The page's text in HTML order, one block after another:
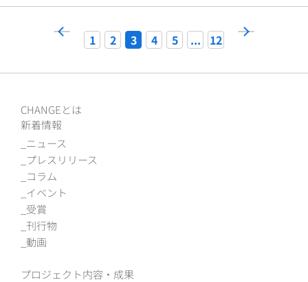
1 2 3 4 5 ... 12
CHANGEとは
新着情報
ニュース
プレスリリース
コラム
イベント
受賞
刊行物
動画
プロジェクト内容・成果